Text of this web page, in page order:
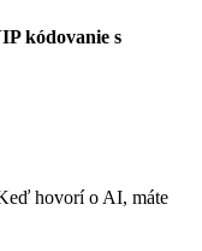
kódovanie s
hovorí o AI, máte